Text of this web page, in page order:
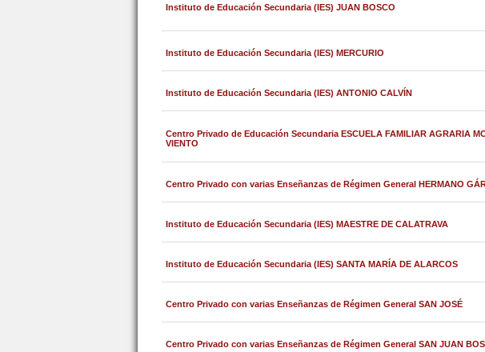
Instituto de Educación Secundaria (IES) JUAN BOSCO
Instituto de Educación Secundaria (IES) MERCURIO
Instituto de Educación Secundaria (IES) ANTONIO CALVÍN
Centro Privado de Educación Secundaria ESCUELA FAMILIAR AGRARIA
VIENTO
Centro Privado con varias Enseñanzas de Régimen General HERMANO
Instituto de Educación Secundaria (IES) MAESTRE DE CALATRAVA
Instituto de Educación Secundaria (IES) SANTA MARÍA DE ALARCOS
Centro Privado con varias Enseñanzas de Régimen General SAN JOSÉ
Centro Privado con varias Enseñanzas de Régimen General SAN JUAN